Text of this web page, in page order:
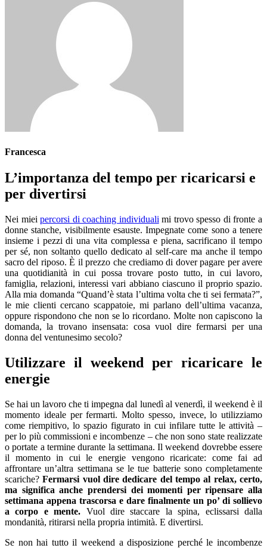
Francesca
L’importanza del tempo per ricaricarsi e
per divertirsi
Nei mieipercorsi di coaching individuali mi trovo spesso di fronte a
donne stanche, visibilmente esauste. Impegnate come sono a tenere
insieme i pezzi di una vita complessa e piena, sacrificano il tempo
per sé, non soltanto quello dedicato al self-care ma anche il tempo
sacro del riposo. È il prezzo che crediamo di dover pagare per avere
una quotidianità in cui possa trovare posto tutto, in cui lavoro,
famiglia, relazioni, interessi vari abbiano ciascuno il proprio spazio.
Alla mia domanda “Quand’è stata l’ultima volta che ti sei fermata?”,
le mie clienti cercano scappatoie, mi parlano dell’ultima vacanza,
oppure rispondono che non se lo ricordano. Molte non capiscono la
domanda, la trovano insensata: cosa vuol dire fermarsi per una
donna del ventunesimo secolo?
Utilizzare il weekend per ricaricare le
energie
Se hai un lavoro che ti impegna dal lunedì al venerdì, il weekend è il
momento ideale per fermarti. Molto spesso, invece, lo utilizziamo
come riempitivo, lo spazio figurato in cui infilare tutte le attività –
per lo più commissioni e incombenze – che non sono state realizzate
o portate a termine durante la settimana. Il weekend dovrebbe essere
il momento in cui le energie vengono ricaricate: come fai ad
affrontare un’altra settimana se le tue batterie sono completamente
scariche?Fermarsi vuol dire dedicare del tempo al relax, certo,
ma significa anche prendersi dei momenti per ripensare alla
settimana appena trascorsa e dare finalmente un po’ di sollievo
a corpo e mente. Vuol dire staccare la spina, eclissarsi dalla
mondanità, ritirarsi nella propria intimità. E divertirsi.
Se non hai tutto il weekend a disposizione perché le incombenze